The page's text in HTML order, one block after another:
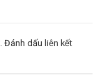
. Đánh dấu liên kết